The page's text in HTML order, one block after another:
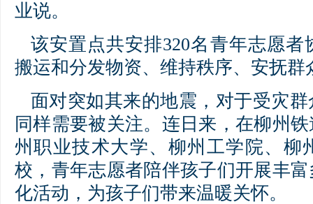
业说。
该安置点共安排320名青年志愿
搬运和分发物资、维持秩序、安抚群
面对突如其来的地震，对于受灾
同样需要被关注。连日来，在柳州
州职业技术大学、柳州工学院、柳
校，青年志愿者陪伴孩子们开展丰
化活动，为孩子们带来温暖关怀。